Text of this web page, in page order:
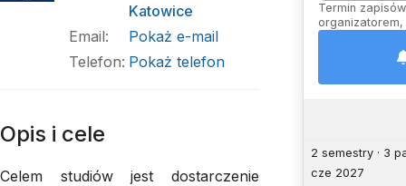
Termin
2 semestry · 3
cze 2027
Katowice
Email:
Pokaż e-mail
Telefon: Pokaż telefon
Opis i cele
Celem studiów jest dostarczenie